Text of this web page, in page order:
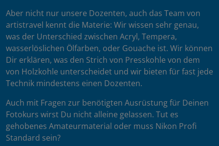
Aber nicht nur unsere Dozenten, auch das Team von
artistravel kennt die Materie: Wir wissen sehr genau,
was der Unterschied zwischen Acryl, Tempera,
wasserlöslichen Ölfarben, oder Gouache ist. Wir können
Dir erklären, was den Strich von Presskohle von dem
von Holzkohle unterscheidet und wir bieten für fast jede
Technik mindestens einen Dozenten.
Auch mit Fragen zur benötigten Ausrüstung für Deinen
Fotokurs wirst Du nicht alleine gelassen. Tut es
gehobenes Amateurmaterial oder muss Nikon Profi
Standard sein?